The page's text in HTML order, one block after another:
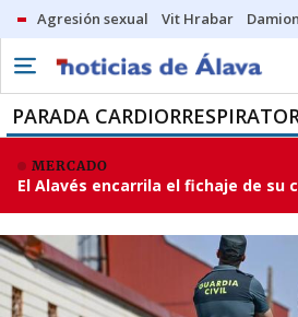
Agresión sexual Vit Hrabar
PARADA
MERCADO
El Alavés encarrila el fichaje de su